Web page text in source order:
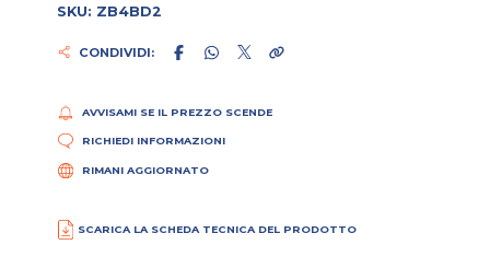
SKU: ZB4BD2
CONDIVIDI:
AVVISAMI SE IL PREZZO SCENDE
RICHIEDI INFORMAZIONI
RIMANI AGGIORNATO
SCARICA LA SCHEDA TECNICA DEL PRODOTTO